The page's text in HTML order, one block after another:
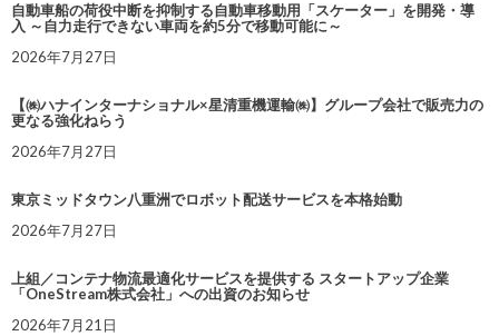
自動車船の荷役中断を抑制する自動車移動用「スケーター」を開発・導
入 ～自力走行できない車両を約5分で移動可能に～
2026年7月27日
【㈱ハナインターナショナル×星清重機運輸㈱】グループ会社で販売力の
更なる強化ねらう
2026年7月27日
東京ミッドタウン八重洲でロボット配送サービスを本格始動
2026年7月27日
上組／コンテナ物流最適化サービスを提供する スタートアップ企業
「OneStream株式会社」への出資のお知らせ
2026年7月21日